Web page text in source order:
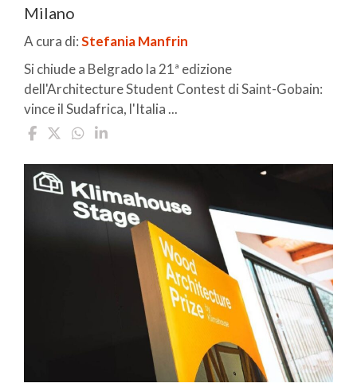
Milano
A cura di:Stefania Manfrin
Si chiude a Belgrado la 21ª edizione
dell'Architecture Student Contest di Saint-Gobain:
vince il Sudafrica, l'Italia ...